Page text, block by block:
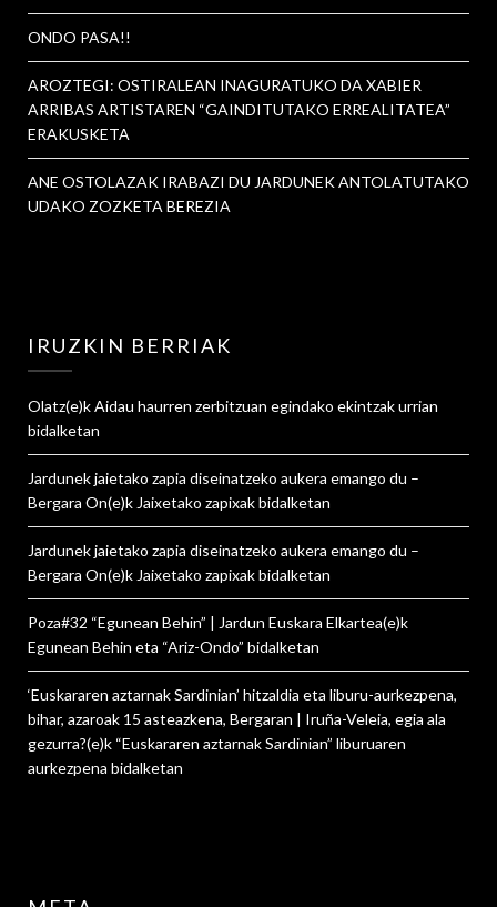
ONDO PASA!!
AROZTEGI: OSTIRALEAN INAGURATUKO DA XABIER
ARRIBAS ARTISTAREN “GAINDITUTAKO ERREALITATEA”
ERAKUSKETA
ANE OSTOLAZAK IRABAZI DU JARDUNEK ANTOLATUTAKO
UDAKO ZOZKETA BEREZIA
IRUZKIN BERRIAK
Olatz(e)kAidau haurren zerbitzuan egindako ekintzak urrian
bidalketan
Jardunek jaietako zapia diseinatzeko aukera emango du –
Bergara On(e)k Jaixetako zapixakbidalketan
Jardunek jaietako zapia diseinatzeko aukera emango du –
Bergara On(e)k Jaixetako zapixakbidalketan
Poza#32 “Egunean Behin” | Jardun Euskara Elkartea(e)k
Egunean Behin eta “Ariz-Ondo” bidalketan
‘Euskararen aztarnak Sardinian’ hitzaldia eta liburu-aurkezpena,
bihar, azaroak 15 asteazkena, Bergaran | Iruña-Veleia, egia ala
gezurra?(e)k “Euskararen aztarnak Sardinian” liburuaren
aurkezpena bidalketan